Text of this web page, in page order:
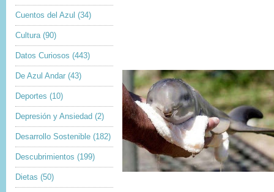
Cuentos del Azul (34)
Cultura (90)
Datos Curiosos (443)
De Azul Andar (43)
Deportes (10)
Depresión y Ansiedad (2)
Desarrollo Sostenible (182)
Descubrimientos (199)
Dietas (50)